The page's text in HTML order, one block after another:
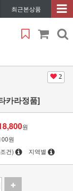
최근본상품
2
카라정품]
원
원
건) 지역별